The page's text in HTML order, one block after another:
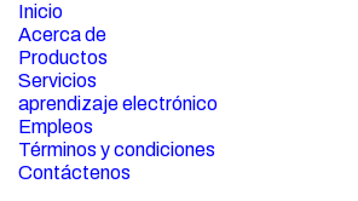
Inicio
Acerca de
Productos
Servicios
aprendizaje electrónico
Empleos
Términos y condiciones
Contáctenos